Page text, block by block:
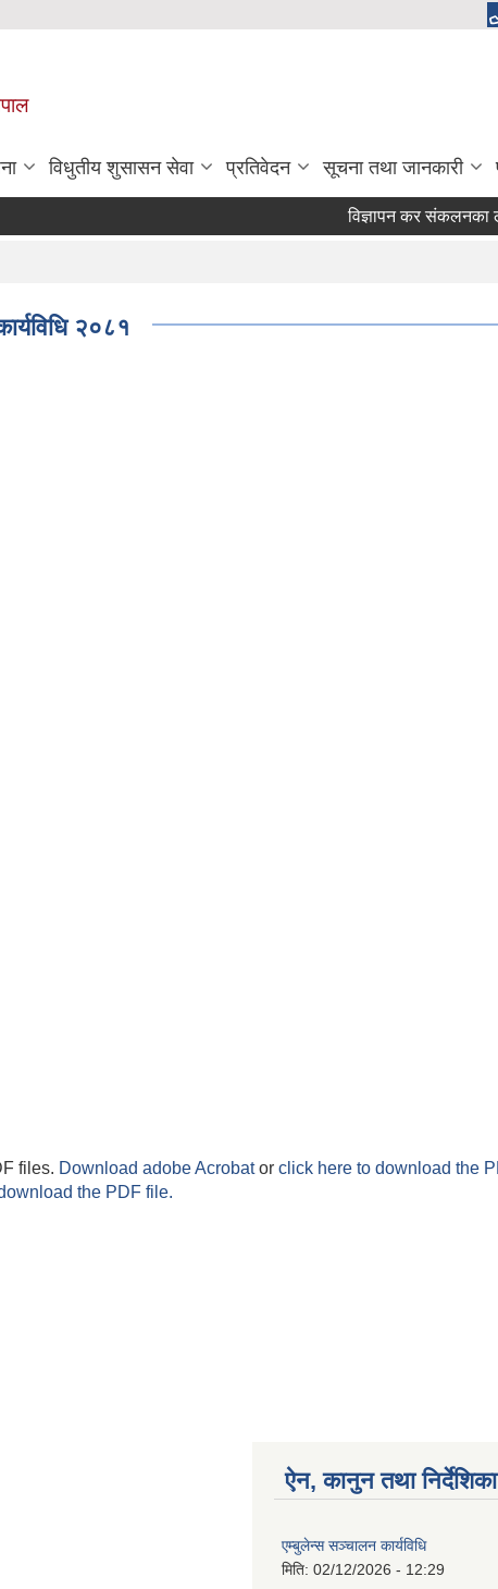
विधुतीय शुसासन सेवा प्रतिवेदन सूचना तथा जानकारी
विज्ञापन कर संकलनका
२०८१
files. Download adobe Acrobator click here to download the
the PDF file.
ऐन, कानुन तथा निर्देशिका
एम्बुलेन्स सञ्चालन कार्यविधि
मिति: 02/12/2026 - 12:29